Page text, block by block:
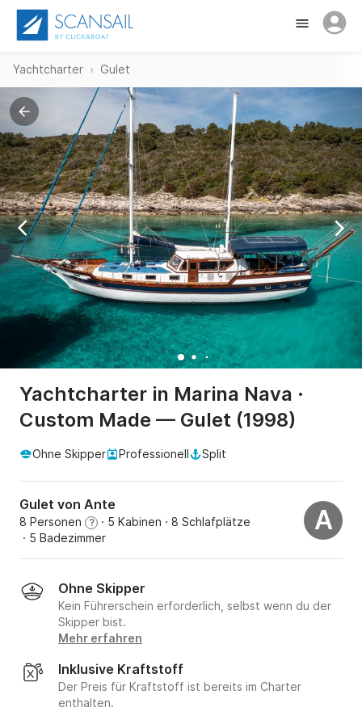
Yachtcharter Gulet
Yachtcharter in Marina Nava ·
Custom Made — Gulet (1998)
Ohne Skipper Professionell Split
Gulet von Ante
8 Personen ? · 5 Kabinen · 8 Schlafplätze
· 5 Badezimmer
A
Ohne Skipper
Kein Führerschein erforderlich, selbst wenn du der
Skipper bist.
Mehr erfahren
Inklusive Kraftstoff
Der Preis für Kraftstoff ist bereits im Charter
enthalten.